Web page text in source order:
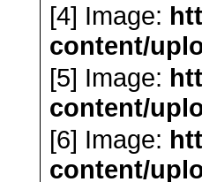
[4] Image:
content/
[5] Image:
content/
[6] Image:
content/